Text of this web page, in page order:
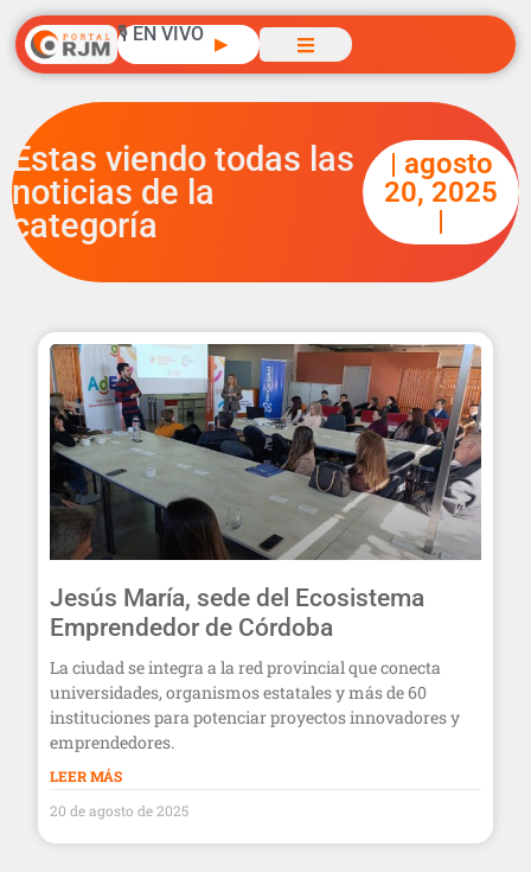
🎙️ EN VIVO ▶
Estas viendo todas las
noticias de la
categoría
| agosto
20, 2025
|
Jesús María, sede del Ecosistema
Emprendedor de Córdoba
La ciudad se integra a la red provincial que conecta
universidades, organismos estatales y más de 60
instituciones para potenciar proyectos innovadores y
emprendedores.
LEER MÁS
20 de agosto de 2025